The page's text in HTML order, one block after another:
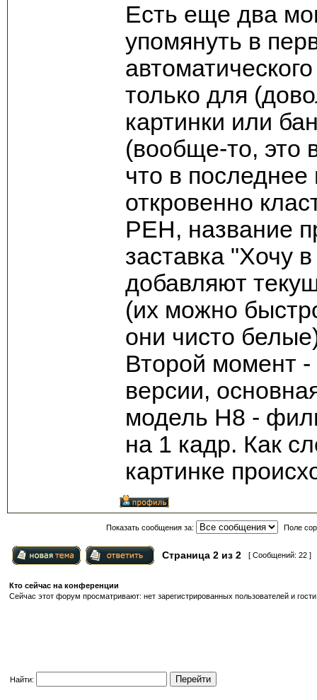
Есть еще два
упомянуть в
только для
картинки или
(вообще-то, это
что в
откровенно
РЕН, название
заставка "Хочу
добавляют
(их можно
они чисто
Второй момент
версии,
модель H8 -
на 1 кадр. Как
картинке
Показать сообщения за: Поле
Страница 2 из 2 [ Сообщений: 22 ]
Кто сейчас на конференции
Сейчас этот форум просматривают: нет зарегистрированных пользователей и
Найти: